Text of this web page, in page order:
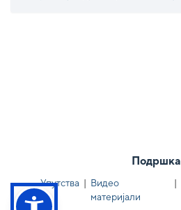
Подршка
Упутства | Видео
материјали
|